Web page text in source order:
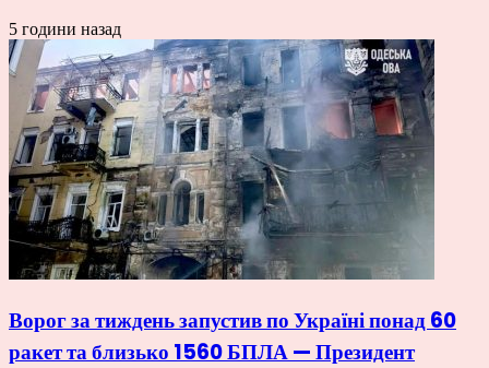
5 години назад
Ворог за тиждень запустив по Україні понад 60
ракет та близько 1560 БПЛА — Президент